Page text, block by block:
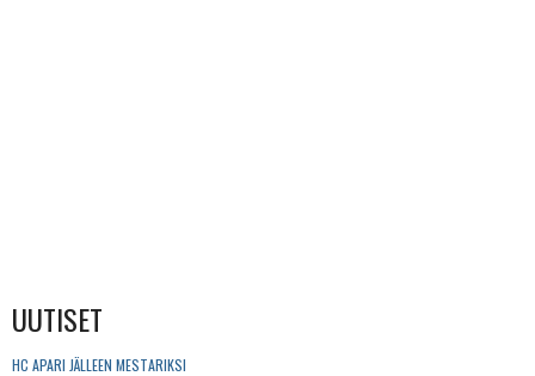
UUTISET
HC APARI JÄLLEEN MESTARIKSI